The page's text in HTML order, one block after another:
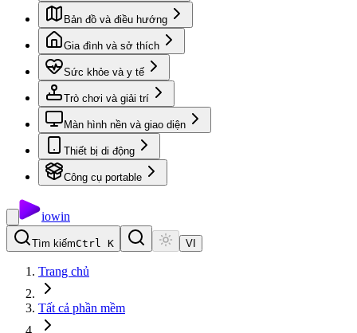
Bản đồ và điều hướng
Gia đình và sở thích
Sức khỏe và y tế
Trò chơi và giải trí
Màn hình nền và giao diện
Thiết bị di động
Công cụ portable
iowin
Tìm kiếmCtrl K VI
Trang chủ
Tất cả phần mềm